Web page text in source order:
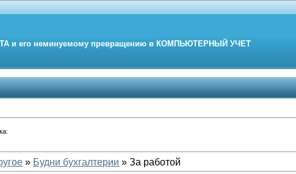
и его неминуемому превращению в КОМПЬЮТЕРНЫЙ УЧЕТ
» Будни бухгалтерии » За работой